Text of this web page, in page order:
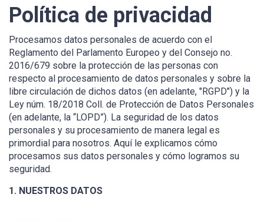
Política de privacidad
Procesamos datos personales de acuerdo con el
Reglamento del Parlamento Europeo y del Consejo no.
2016/679 sobre la protección de las personas con
respecto al procesamiento de datos personales y sobre la
libre circulación de dichos datos (en adelante, "RGPD") y la
Ley núm. 18/2018 Coll. de Protección de Datos Personales
(en adelante, la “LOPD”). La seguridad de los datos
personales y su procesamiento de manera legal es
primordial para nosotros. Aquí le explicamos cómo
procesamos sus datos personales y cómo logramos su
seguridad.
1. NUESTROS DATOS